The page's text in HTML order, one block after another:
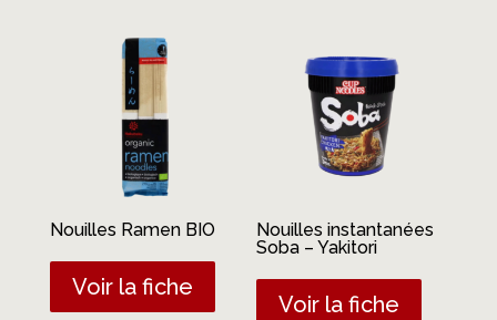
Nouilles Ramen BIO
Voir la fiche
Nouilles instantanées
Soba – Yakitori
Voir la fiche